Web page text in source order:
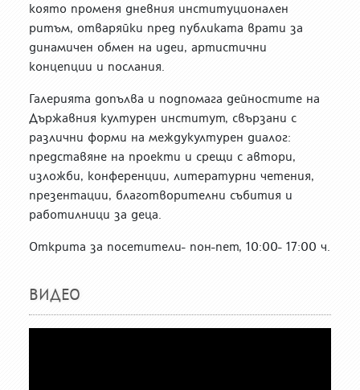
която променя дневния институционален
ритъм, отваряйки пред публиката врати за
динамичен обмен на идеи, артистични
концепции и послания.
Галерията допълва и подпомага дейностите на
Държавния културен институт, свързани с
различни форми на междукултурен диалог:
представяне на проекти и срещи с автори,
изложби, конференции, литературни четения,
презентации, благотворителни събития и
работилници за деца.
Открита за посетители- пон-пет, 10:00- 17:00 ч.
ВИДЕО